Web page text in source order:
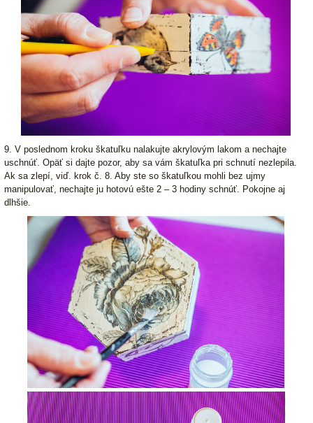
9. V poslednom kroku škatuľku nalakujte akrylovým lakom a nechajte
uschnúť. Opäť si dajte pozor, aby sa vám škatuľka pri schnutí nezlepila.
Ak sa zlepí, viď. krok č. 8. Aby ste so škatuľkou mohli bez ujmy
manipulovať, nechajte ju hotovú ešte 2 – 3 hodiny schnúť. Pokojne aj
dlhšie.